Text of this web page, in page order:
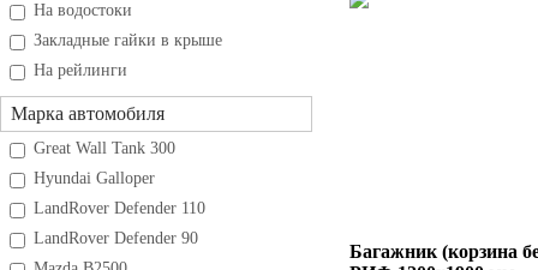
На водостоки
Закладные гайки в крыше
На рейлинги
Марка автомобиля
Great Wall Tank 300
Hyundai Galloper
LandRover Defender 110
LandRover Defender 90
Багажник (корзина